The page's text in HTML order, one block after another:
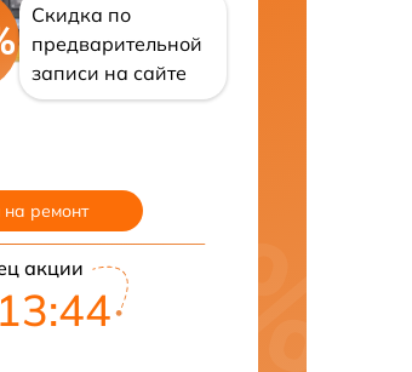
Скидка по
предварительной
записи на сайте
ремонт
акции